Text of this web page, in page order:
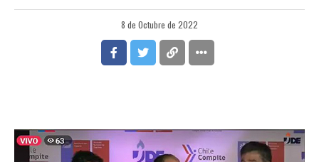
8 de Octubre de 2022